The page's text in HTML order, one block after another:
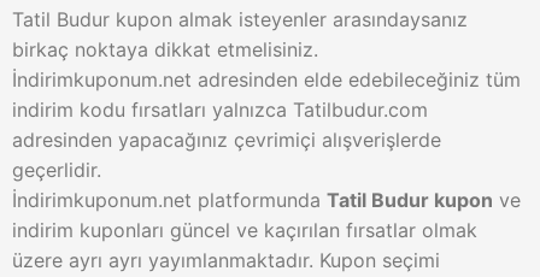
Tatil Budur kupon almak isteyenler arasındaysanız
birkaç noktaya dikkat etmelisiniz.
İndirimkuponum.net adresinden elde edebileceğiniz tüm
indirim kodu fırsatları yalnızca Tatilbudur.com
adresinden yapacağınız çevrimiçi alışverişlerde
geçerlidir.
İndirimkuponum.net platformunda Tatil Budur kupon ve
indirim kuponları güncel ve kaçırılan fırsatlar olmak
üzere ayrı ayrı yayımlanmaktadır. Kupon seçimi